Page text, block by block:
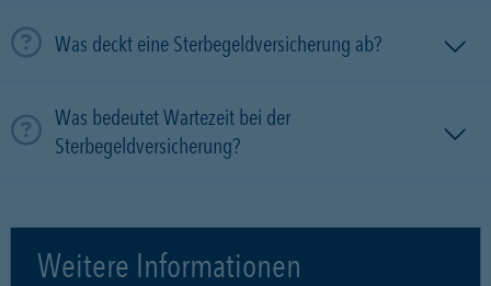
Was deckt eine Sterbegeldversicherung ab?
Was bedeutet Wartezeit bei der
Sterbegeldversicherung?
Weitere Informationen